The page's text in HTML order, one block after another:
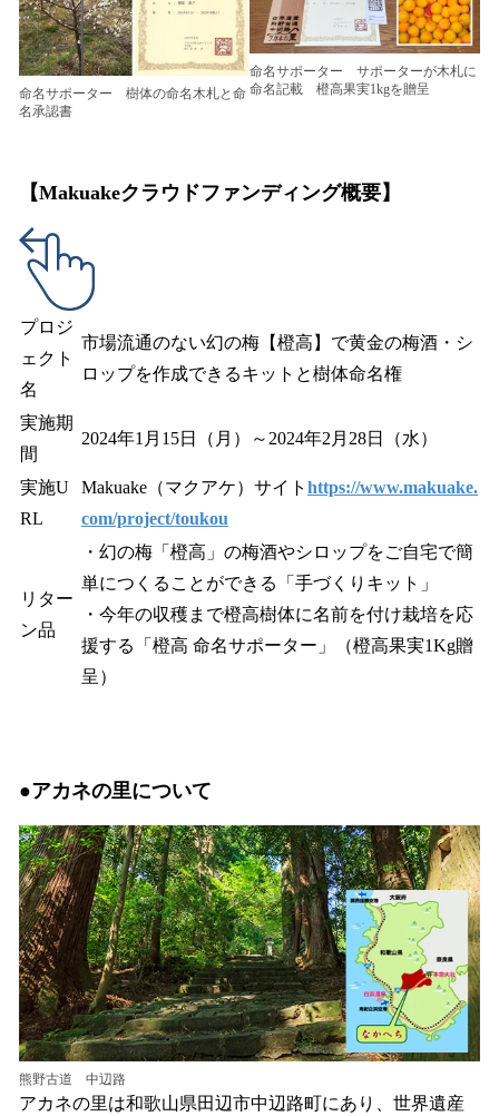
命名サポーター 樹体の命名木札と命
名承認書
命名サポーター サポーターが木札に
命名記載 橙高果実1kgを贈呈
【Makuakeクラウドファンディング概要】
プロジ
ェクト
名
市場流通のない幻の梅【橙高】で黄金の梅酒・シ
ロップを作成できるキットと樹体命名権
実施期
間
2024年1月15日（月）～2024年2月28日（水）
実施U
RL
Makuake（マクアケ）サイト https://www.makuake.
com/project/toukou
リター
ン品
・幻の梅「橙高」の梅酒やシロップをご自宅で簡
単につくることができる「手づくりキット」
・今年の収穫まで橙高樹体に名前を付け栽培を応
援する「橙高 命名サポーター」（橙高果実1Kg贈
呈）
●アカネの里について
熊野古道 中辺路
アカネの里は和歌山県田辺市中辺路町にあり、世界遺産